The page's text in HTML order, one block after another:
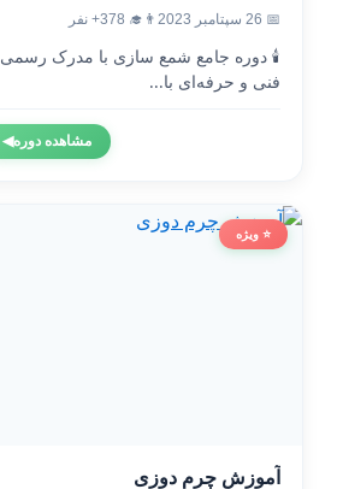
📅 26 سپتامبر 2023 👨‍🎓 378+ نفر
🕯️ دوره جامع شمع سازی با مدرک رسمی
فنی و حرفه‌ای با...
مشاهده دوره◀
⭐ ویژه
آموزش چرم دوزی